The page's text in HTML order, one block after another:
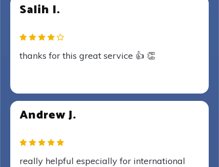
Salih I.
thanks for this great service 👍 👏
Andrew J.
really helpful especially for international